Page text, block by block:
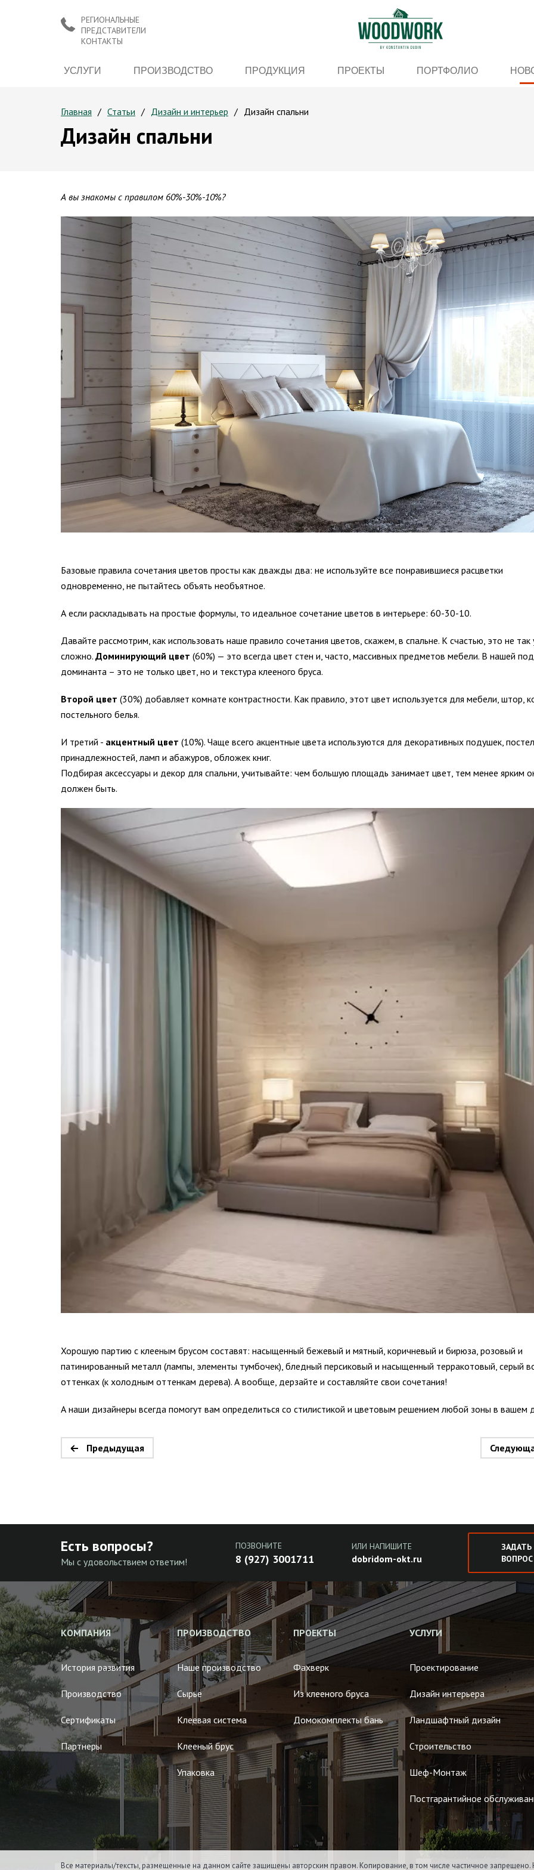
РЕГИОНАЛЬНЫЕ
ПРЕДСТАВИТЕЛИ
КОНТАКТЫ
УСЛУГИ ПРОИЗВОДСТВО ПРОДУКЦИЯ ПРОЕКТЫ ПОРТФОЛИО
Главная Статьи Дизайн и интерьер Дизайн спальни
Дизайн спальни
А вы знакомы с правилом 60%-30%-10%?
Базовые правила сочетания цветов просты как дважды два: не используйте все понравившиеся расцветки
одновременно, не пытайтесь объять необъятное.
А если раскладывать на простые формулы, то идеальное сочетание цветов в интерьере: 60-30-10.
Давайте рассмотрим, как использовать наше правило сочетания цветов, скажем, в спальне. К счастью, это не так
сложно. Доминирующий цвет (60%) — это всегда цвет стен и, часто, массивных предметов мебели. В нашей
доминанта – это не только цвет, но и текстура клееного бруса.
Второй цвет (30%) добавляет комнате контрастности. Как правило, этот цвет используется для мебели, штор,
постельного белья.
И третий - акцентный цвет (10%). Чаще всего акцентные цвета используются для декоративных подушек,
принадлежностей, ламп и абажуров, обложек книг.
Подбирая аксессуары и декор для спальни, учитывайте: чем большую площадь занимает цвет, тем менее ярким
должен быть.
Хорошую партию с клееным брусом составят: насыщенный бежевый и мятный, коричневый и бирюза, розовый и
патинированный металл (лампы, элементы тумбочек), бледный персиковый и насыщенный терракотовый, серый
оттенках (к холодным оттенкам дерева). А вообще, дерзайте и составляйте свои сочетания!
А наши дизайнеры всегда помогут вам определиться со стилистикой и цветовым решением любой зоны в вашем
Предыдущая
Есть вопросы?
Мы с удовольствием ответим!
ПОЗВОНИТЕ
8 (927) 3001711
ИЛИ НАПИШИТЕ
dobridom-okt.ru
ЗАДАТЬ
ВОПРОС
КОМПАНИЯ
История развития
Производство
Сертификаты
Партнеры
ПРОИЗВОДСТВО
Наше производство
Сырье
Клеевая система
Клееный брус
Упаковка
ПРОЕКТЫ
Фахверк
Из клееного бруса
Домокомплекты бань
УСЛУГИ
Проектирование
Дизайн интерьера
Ландшафтный дизайн
Строительство
Шеф-Монтаж
Постгарантийное
Все материалы/тексты, размещенные на данном сайте защищены авторским правом. Копирование, в том числе частичное запрещено.